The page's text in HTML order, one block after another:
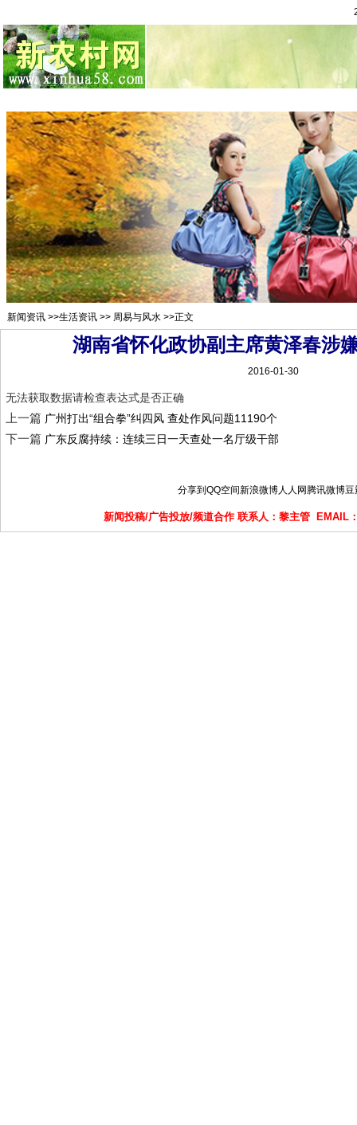
新闻资讯 >>生活资讯 >> 周易与风水 >>正文
湖南省怀化政协副主席黄泽春涉
2016-01-30
无法获取数据请检查表达式是否正确
上一篇 广州打出“组合拳”纠四风 查处作风问题11190个
下一篇 广东反腐持续：连续三日一天查处一名厅级干部
分享到 QQ空间新浪微博人人网 腾讯微博豆
新闻投稿/广告投放/频道合作 联系人：黎主管 EMAIL